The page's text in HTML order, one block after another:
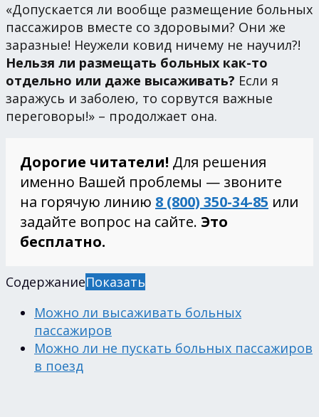
«Допускается ли вообще размещение больных
пассажиров вместе со здоровыми? Они же
заразные! Неужели ковид ничему не научил?!
Нельзя ли размещать больных как-то
отдельно или даже высаживать? Если я
заражусь и заболею, то сорвутся важные
переговоры!» – продолжает она.
Дорогие читатели! Для решения
именно Вашей проблемы — звоните
на горячую линию 8 (800) 350-34-85 или
задайте вопрос на сайте. Это
бесплатно.
СодержаниеПоказать
Можно ли высаживать больных
пассажиров
Можно ли не пускать больных пассажиров
в поезд